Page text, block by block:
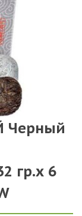
Черный
гр.х 6